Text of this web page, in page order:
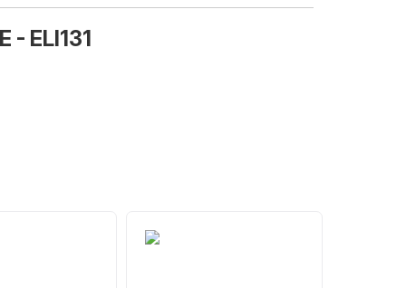
- ELI131